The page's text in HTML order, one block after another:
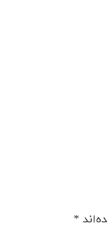
*